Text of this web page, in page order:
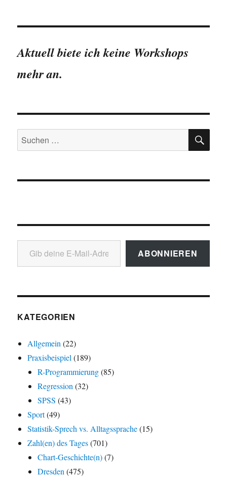
Aktuell biete ich keine Workshops
mehr an.
Suchen
nach:
Gib deine E-Mail-Adresse ein ...
ABONNIEREN
KATEGORIEN
Allgemein(22)
Praxisbeispiel(189)
R-Programmierung(85)
Regression(32)
SPSS (43)
Sport(49)
Statistik-Sprech vs. Alltagssprache(15)
Zahl(en) des Tages(701)
Chart-Geschichte(n)(7)
Dresden(475)